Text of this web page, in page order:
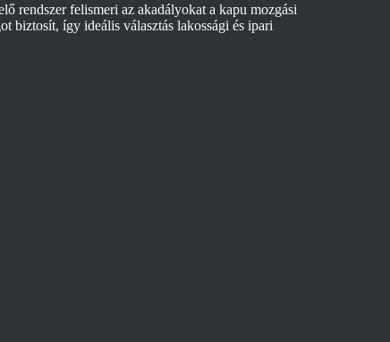
rendszer felismeri az akadályokat a kapu mozgási
biztosít, így ideális választás lakossági és ipari